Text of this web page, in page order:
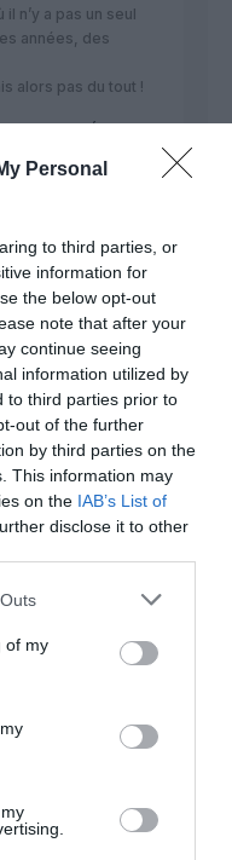
Personal
to third parties, or
information for
the below opt-out
note that after your
continue seeing
information utilized by
to third parties prior to
out of the further
by third parties on the
This information may
on the IAB’s List of
disclose it to other
of my
n’y a pas un seul
années, des
alors pas du tout !
31 mars 2017 - 17 h 30 min
RÉPONDRE
31 mars 2017 - 19 h 41 min
d’en arriver là pour
par AF
par des compagnies
de trinquer !Avant
31 mars 2017 - 20 h 56 min
et hop .nous ne jouons
demande encore
les gentils ,qui nous